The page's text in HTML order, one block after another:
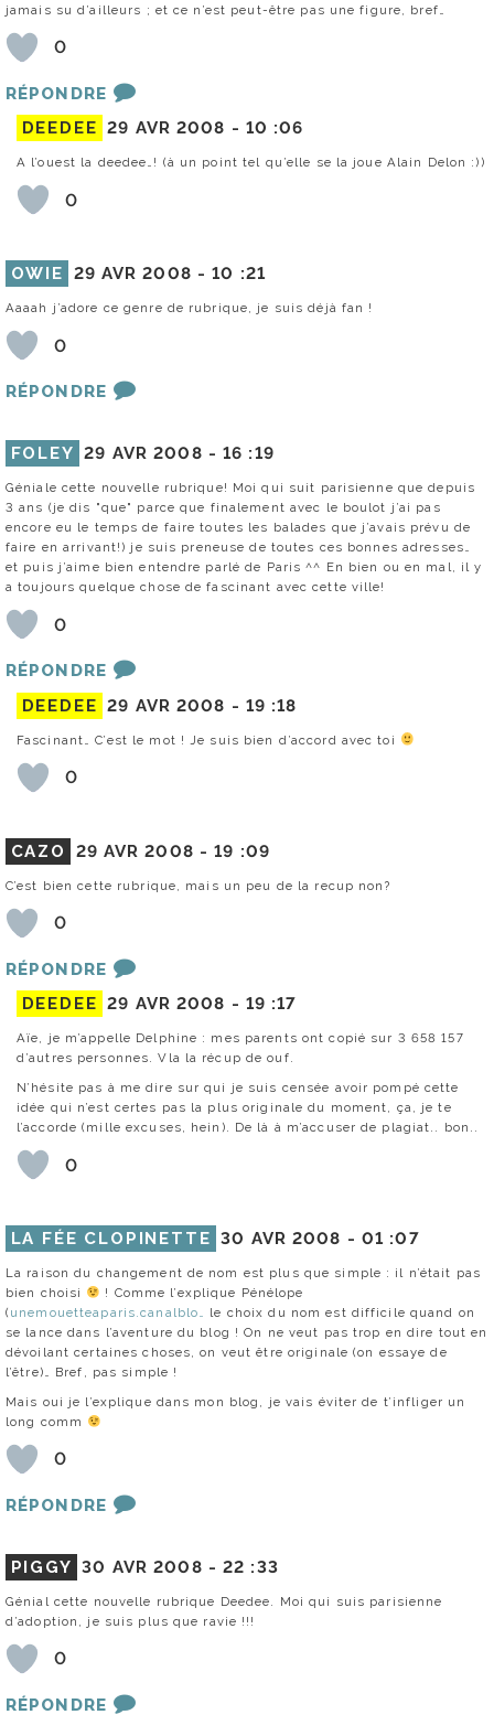
jamais su d’ailleurs ; et ce n’est peut-être pas une figure, bref…
0
RÉPONDRE
DEEDEE 29 AVR 2008 - 10 :06
A l’ouest la deedee…! (à un point tel qu’elle se la joue Alain Delon :))
0
OWIE 29 AVR 2008 -10 :21
Aaaah j’adore ce genre de rubrique, je suis déjà fan !
0
RÉPONDRE
FOLEY 29 AVR 2008 -16 :19
Géniale cette nouvelle rubrique! Moi qui suit parisienne que depuis
3 ans (je dis "que" parce que finalement avec le boulot j’ai pas
encore eu le temps de faire toutes les balades que j’avais prévu de
faire en arrivant!) je suis preneuse de toutes ces bonnes adresses…
et puis j’aime bien entendre parlé de Paris ^^ En bien ou en mal, il y
a toujours quelque chose de fascinant avec cette ville!
0
RÉPONDRE
DEEDEE 29 AVR 2008 - 19 :18
Fascinant… C’est le mot ! Je suis bien d’accord avec toi
0
CAZO 29 AVR 2008 -19 :09
C’est bien cette rubrique, mais un peu de la recup non?
0
RÉPONDRE
DEEDEE 29 AVR 2008 - 19 :17
Aïe, je m’appelle Delphine : mes parents ont copié sur 3 658 157
d’autres personnes. Vla la récup de ouf.
N’hésite pas à me dire sur qui je suis censée avoir pompé cette
idée qui n’est certes pas la plus originale du moment, ça, je te
l’accorde (mille excuses, hein). De là à m’accuser de plagiat.. bon..
0
LA FÉE CLOPINETTE 30 AVR 2008 - 01 :07
La raison du changement de nom est plus que simple : il n’était pas
bien choisi
! Comme l’explique Pénélope
( unemouetteaparis.canalblo… le choix du nom est difficile quand on
se lance dans l’aventure du blog ! On ne veut pas trop en dire tout en
dévoilant certaines choses, on veut être originale (on essaye de
l’être)… Bref, pas simple !
Mais oui je l’explique dans mon blog, je vais éviter de t’infliger un
long comm
0
RÉPONDRE
PIGGY 30 AVR 2008 -22 :33
Génial cette nouvelle rubrique Deedee. Moi qui suis parisienne
d’adoption, je suis plus que ravie !!!
0
RÉPONDRE